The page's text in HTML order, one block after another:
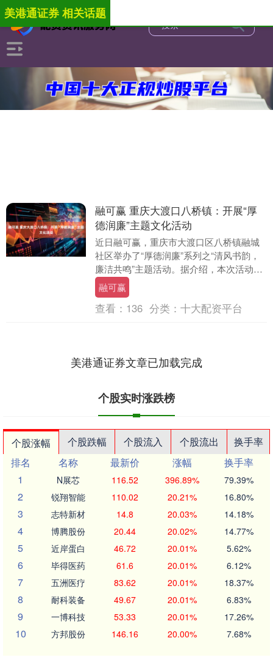
美港通证券 相关话题
融可赢 重庆大渡口八桥镇：开展“厚
德润廉”主题文化活动
近日融可赢，重庆市大渡口区八桥镇融城
社区举办了“厚德润廉”系列之“清风书韵，
廉洁共鸣”主题活动。据介绍，本次活动通
过清廉文化展览、故事分享、知识竞赛等
环节，营造....
融可赢
查看： 136 分类： 十大配资平台
美港通证券文章已加载完成
个股实时涨跌榜
个股涨幅 个股跌幅 个股流入 个股流出
换手率
排名
名称 最新价 涨幅
换手率
1
N展芯 116.52 396.89% 79.39%
2 锐翔智能 110.02 20.21% 16.80%
3 志特新材 14.8 20.03% 14.18%
4 博腾股份 20.44 20.02% 14.77%
5 近岸蛋白 46.72 20.01% 5.62%
6 毕得医药 61.6 20.01% 6.12%
7 五洲医疗 83.62 20.01% 18.37%
8 耐科装备 49.67 20.01% 6.83%
9 一博科技 53.33 20.01% 17.26%
10 方邦股份 146.16 20.00% 7.68%